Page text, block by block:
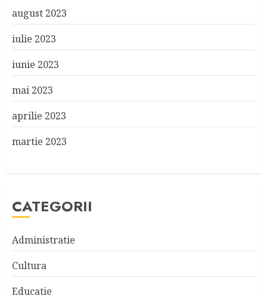
august 2023
iulie 2023
iunie 2023
mai 2023
aprilie 2023
martie 2023
CATEGORII
Administratie
Cultura
Educatie